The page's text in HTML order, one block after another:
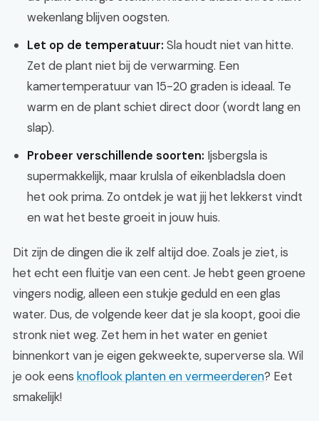
wekenlang blijven oogsten.
Let op de temperatuur: Sla houdt niet van hitte.
Zet de plant niet bij de verwarming. Een
kamertemperatuur van 15-20 graden is ideaal. Te
warm en de plant schiet direct door (wordt lang en
slap).
Probeer verschillende soorten: Ijsbergsla is
supermakkelijk, maar krulsla of eikenbladsla doen
het ook prima. Zo ontdek je wat jij het lekkerst vindt
en wat het beste groeit in jouw huis.
Dit zijn de dingen die ik zelf altijd doe. Zoals je ziet, is
het echt een fluitje van een cent. Je hebt geen groene
vingers nodig, alleen een stukje geduld en een glas
water. Dus, de volgende keer dat je sla koopt, gooi die
stronk niet weg. Zet hem in het water en geniet
binnenkort van je eigen gekweekte, superverse sla. Wil
je ook eens knoflook planten en vermeerderen? Eet
smakelijk!